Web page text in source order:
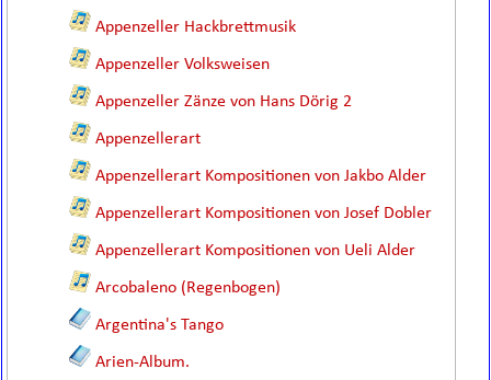
Appenzeller Hackbrettmusik
Appenzeller Volksweisen
Appenzeller Zänze von Hans Dörig 2
Appenzellerart
Appenzellerart Kompositionen von Jakbo Alder
Appenzellerart Kompositionen von Josef Dobler
Appenzellerart Kompositionen von Ueli Alder
Arcobaleno (Regenbogen)
Argentina's Tango
Arien-Album.